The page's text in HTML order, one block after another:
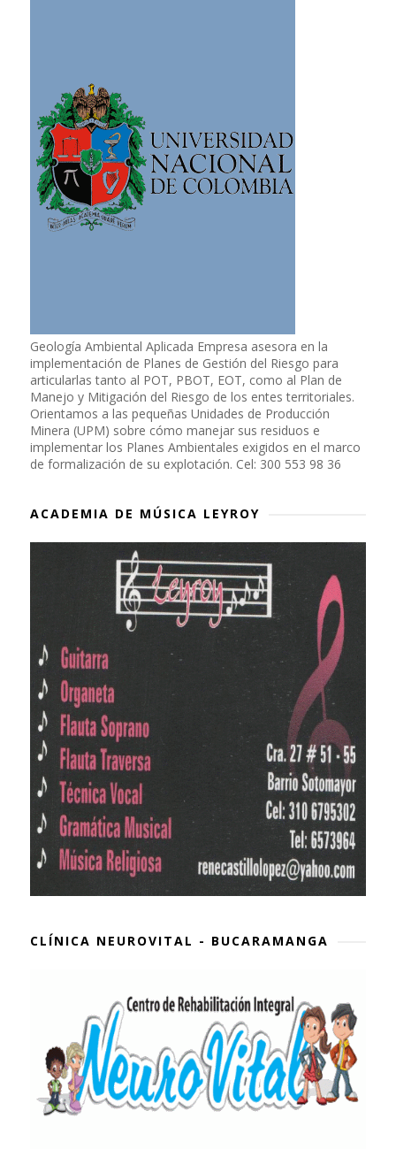
Geología Ambiental Aplicada Empresa asesora en la
implementación de Planes de Gestión del Riesgo para
articularlas tanto al POT, PBOT, EOT, como al Plan de
Manejo y Mitigación del Riesgo de los entes territoriales.
Orientamos a las pequeñas Unidades de Producción
Minera (UPM) sobre cómo manejar sus residuos e
implementar los Planes Ambientales exigidos en el marco
de formalización de su explotación. Cel: 300 553 98 36
ACADEMIA DE MÚSICA LEYROY
CLÍNICA NEUROVITAL - BUCARAMANGA